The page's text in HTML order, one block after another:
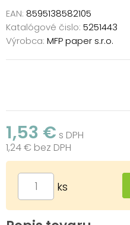
EAN: 8595138582105
Katalógové čislo: 5251443
Výrobca: MFP paper s.r.o.
1,53 € s DPH
1,24 € bez DPH
ks